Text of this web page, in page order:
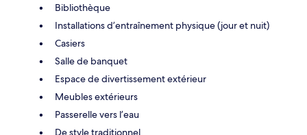
Bibliothèque
Installations d’entraînement physique (jour et nuit)
Casiers
Salle de banquet
Espace de divertissement extérieur
Meubles extérieurs
Passerelle vers l’eau
De style traditionnel